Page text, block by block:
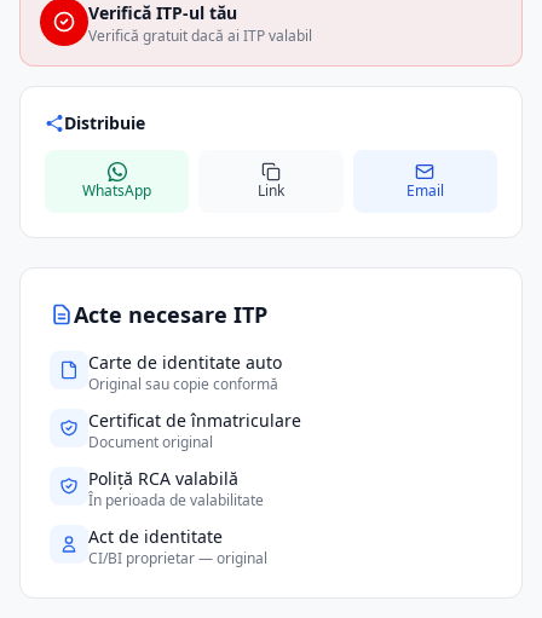
Acte necesare ITP
Carte de identitate auto
Original sau copie conformă
Certificat de înmatriculare
Document original
Poliță RCA valabilă
În perioada de valabilitate
Act de identitate
CI/BI proprietar — original
Verifică ITP-ul tău
Verifică gratuit dacă ai ITP valabil
Distribuie
WhatsApp Link Email